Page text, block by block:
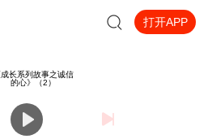
打开APP